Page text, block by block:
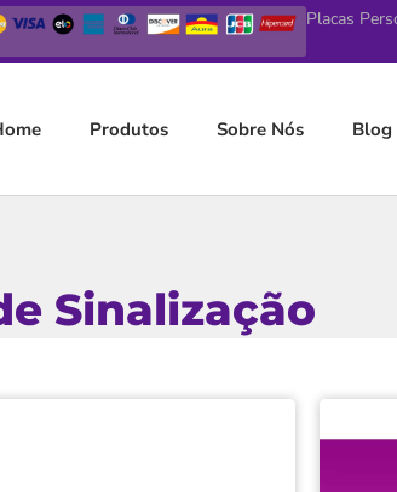
Placas
Produtos Sobre Nós Blog
Sinalização